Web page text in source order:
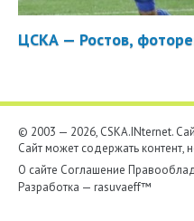
ЦСКА — Ростов,
© 2003 — 2026, CSKA.INternet.
Сайт может содержать
О сайте Соглашение
Разработка — rasuvaeff™